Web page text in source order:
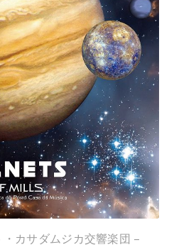
カサダムジカ交響楽団 –